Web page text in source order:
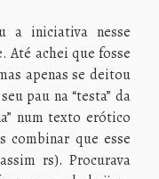
a iniciativa nesse
Até achei que fosse
apenas se deitou
pau na “testa” da
num texto erótico
combinar que esse
rs). Procurava